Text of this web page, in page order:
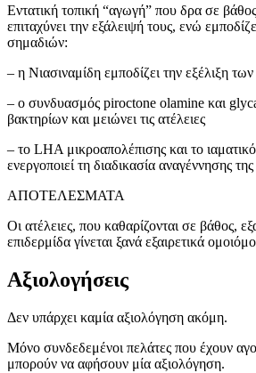
Εντατική τοπική “αγωγή” που δρα σε βάθος
επιταχύνει την εξάλειψή τους, ενώ
σημαδιών:
– η Νιασιναμίδη εμποδίζει την εξέλιξη
– ο συνδυασμός piroctone olamine και
βακτηρίων και μειώνει τις ατέλειες
– το LHA μικροαπολέπισης και το
ενεργοποιεί τη διαδικασία αναγέννησης
ΑΠΟΤΕΛΕΣΜΑΤΑ
Οι ατέλειες, που καθαρίζονται σε βάθος,
επιδερμίδα γίνεται ξανά εξαιρετικά
Αξιολογήσεις
Δεν υπάρχει καμία αξιολόγηση ακόμη.
Μόνο συνδεδεμένοι πελάτες που έχουν
μπορούν να αφήσουν μία αξιολόγηση.